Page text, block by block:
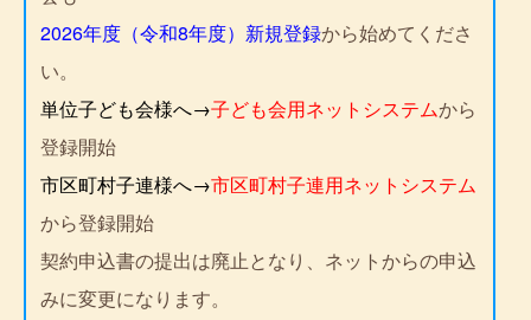
2026年度（令和8年度）新規登録から始めてくださ
い。
単位子ども会様へ→子ども会用ネットシステムから
登録開始
市区町村子連様へ→市区町村子連用ネットシステム
から登録開始
契約申込書の提出は廃止となり、ネットからの申込
みに変更になります。